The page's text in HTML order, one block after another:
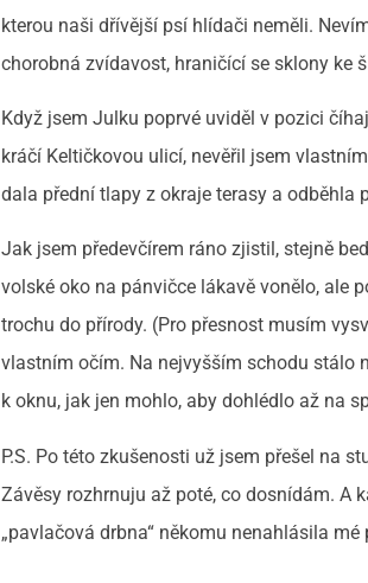
kterou naši dřívější psí hlídači neměli.
chorobná zvídavost, hraničící se sklony ke
Když jsem Julku poprvé uviděl v pozici
kráčí Keltičkovou ulicí, nevěřil jsem
dala přední tlapy z okraje terasy a
Jak jsem předevčírem ráno zjistil, stejně
volské oko na pánvičce lákavě vonělo, ale
trochu do přírody. (Pro přesnost musím
vlastním očím. Na nejvyšším schodu stálo
k oknu, jak jen mohlo, aby dohlédlo až na
P.S. Po této zkušenosti už jsem přešel na
Závěsy rozhrnuju až poté, co dosnídám. A
„pavlačová drbna“ někomu nenahlásila